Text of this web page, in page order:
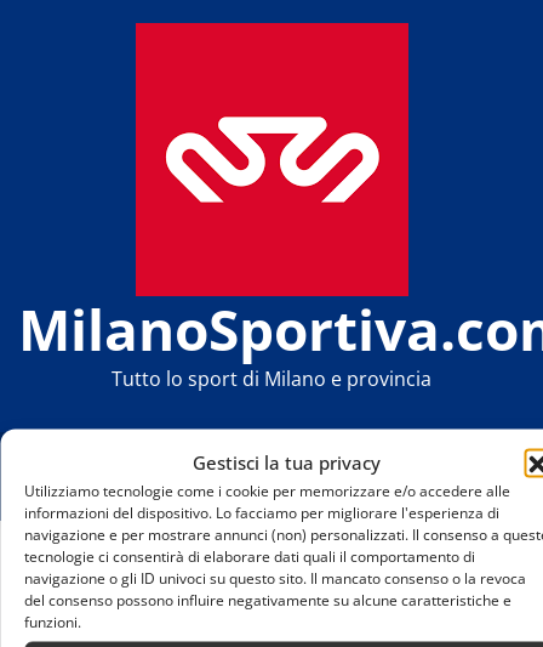
Gestisci la tua privacy
Utilizziamo tecnologie come i cookie per memorizzare e/o accedere alle
informazioni del dispositivo. Lo facciamo per migliorare l'esperienza di
navigazione e per mostrare annunci (non) personalizzati. Il consenso a
tecnologie ci consentirà di elaborare dati quali il comportamento di
navigazione o gli ID univoci su questo sito. Il mancato consenso o la revoca
del consenso possono influire negativamente su alcune caratteristiche e
funzioni.
Tutto lo sport di Milano e provincia
Home
Novipiù Monferrato Basket supera SAE Scientifica
Legnano 82-75